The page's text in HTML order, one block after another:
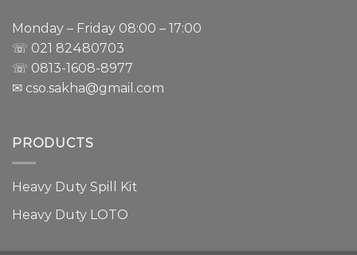
Monday – Friday 08:00 – 17:00
☏ 021 82480703
☏ 0813-1608-8977
✉ cso.sakha@gmail.com
PRODUCTS
Heavy Duty Spill Kit
Heavy Duty LOTO